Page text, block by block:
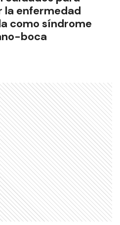
la enfermedad
como síndrome
boca